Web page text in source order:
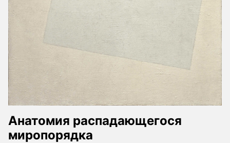
Анатомия распадающегося
миропорядка